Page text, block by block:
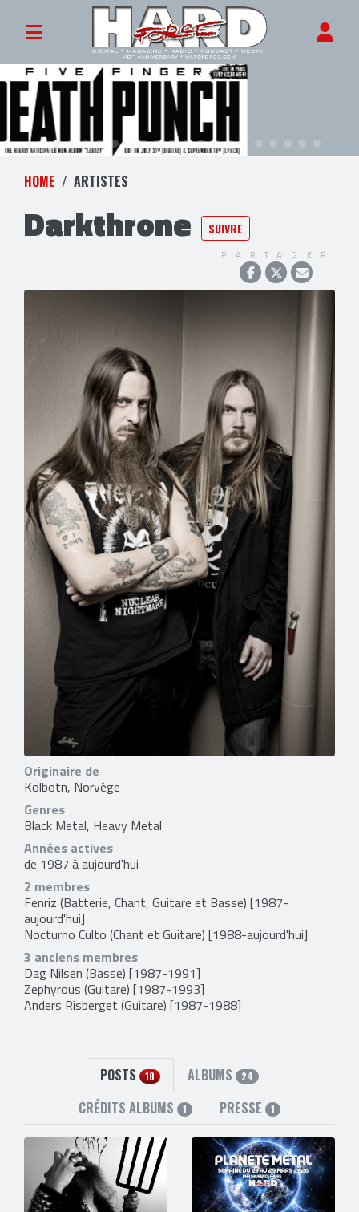
HOME ARTISTES
Darkthrone SUIVRE
PARTAGER
Originaire de
Kolbotn, Norvège
Genres
Black Metal, Heavy Metal
Années actives
de 1987 à aujourd'hui
2 membres
Fenriz (Batterie, Chant, Guitare et Basse) [1987-
aujourd'hui]
Nocturno Culto (Chant et Guitare) [1988-aujourd'hui]
3 anciens membres
Dag Nilsen (Basse) [1987-1991]
Zephyrous (Guitare) [1987-1993]
Anders Risberget (Guitare) [1987-1988]
POSTS 18 ALBUMS 24
CRÉDITS ALBUMS 1 PRESSE 1